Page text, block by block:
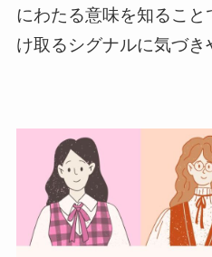
にわたる意味を知るこ
け取るシグナルに気づき